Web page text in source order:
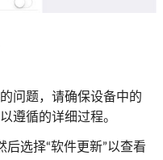
问题，请确保设备中的
遵循的详细过程。
后选择“软件更新”以查看